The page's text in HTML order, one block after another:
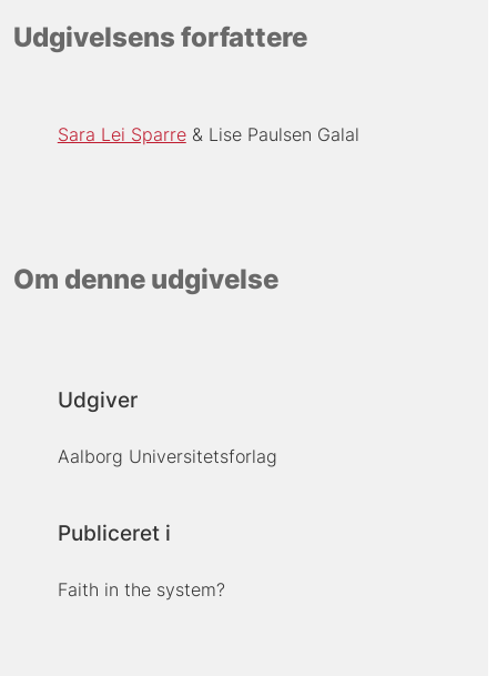
Udgivelsens forfattere
Sara Lei Sparre Lise Paulsen Galal
Om denne udgivelse
Udgiver
Aalborg Universitetsforlag
Publiceret i
Faith in the system?